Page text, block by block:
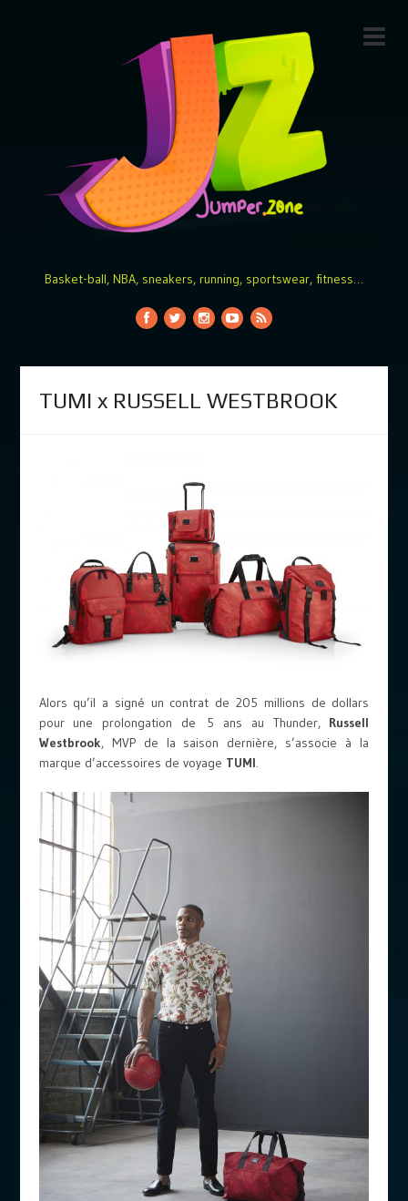
Basket-ball, NBA, sneakers, running, sportswear, fitness…
TUMI x RUSSELL WESTBROOK
Alors qu’il a signé un contrat de 205 millions de dollars
pour une prolongation de 5 ans au Thunder, Russell
Westbrook, MVP de la saison dernière, s’associe à la
marque d’accessoires de voyage TUMI.